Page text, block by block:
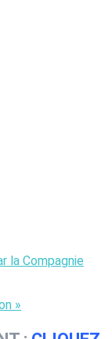
la Compagnie
»